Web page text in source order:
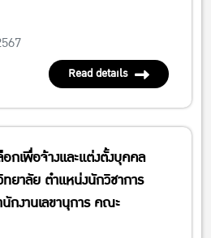
Read details
กเพื่อจ้างและแต่งตั้งบุคคล
ยาลัย ตำแหน่งนักวิชาการ
กงานเลขานุการ คณะ